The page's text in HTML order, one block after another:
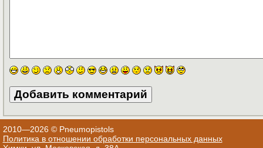
2010—2026 © Pneumopistols
Политика в отношении обработки персональных данных